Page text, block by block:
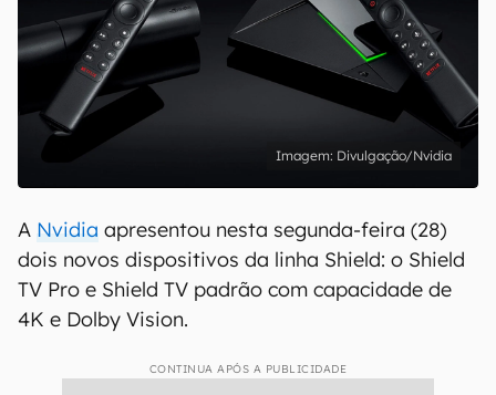
Divulgação/Nvidia
A Nvidia apresentou nesta segunda-feira (28)
dois novos dispositivos da linha Shield: o Shield
TV Pro e Shield TV padrão com capacidade de
4K e Dolby Vision.
CONTINUA APÓS A PUBLICIDADE